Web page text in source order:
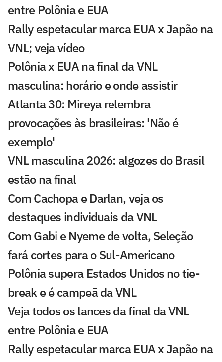
entre Polônia e EUA
Rally espetacular marca EUA x Japão na
VNL; veja vídeo
Polônia x EUA na final da VNL
masculina: horário e onde assistir
Atlanta 30: Mireya relembra
provocações às brasileiras: 'Não é
exemplo'
VNL masculina 2026: algozes do Brasil
estão na final
Com Cachopa e Darlan, veja os
destaques individuais da VNL
Com Gabi e Nyeme de volta, Seleção
fará cortes para o Sul-Americano
Polônia supera Estados Unidos no tie-
break e é campeã da VNL
Veja todos os lances da final da VNL
entre Polônia e EUA
Rally espetacular marca EUA x Japão na